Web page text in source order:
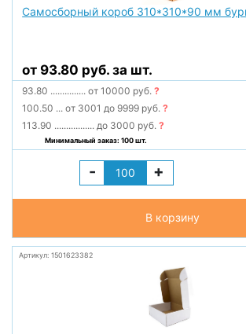
Самосборный короб 310*310*90 мм
от 93.80 руб. за шт.
93.80 ............... от 10000 руб.?
100.50 ... от 3001 до 9999 руб.?
113.90 ................. до 3000 руб.?
Минимальный заказ: 100 шт.
- +
В корзину
Артикул: 1501623382